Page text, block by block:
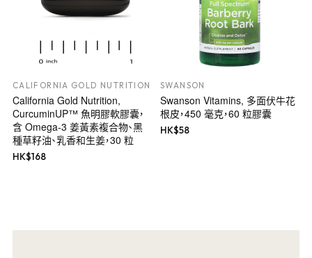
CALIFORNIA GOLD NUTRITION
California Gold Nutrition,
CurcuminUP™ 魚明膠軟膠囊，
含 Omega-3 姜黃素複合物、黑
種草籽油、乳香和生姜，30 粒
HK$168
SWANSON
Swanson Vitamins, 多面伏牛花
根皮，450 毫克，60 粒膠囊
HK$58